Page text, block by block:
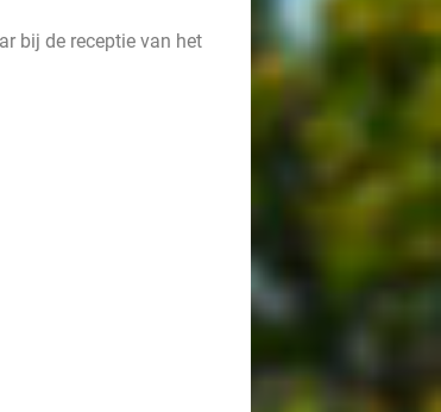
bij de receptie van het